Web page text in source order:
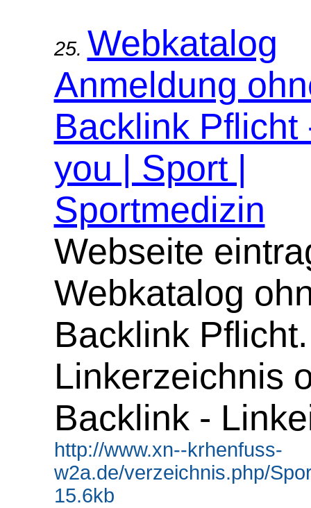
25. Webkatalog
Anmeldung
Backlink Pflicht
you | Sport |
Sportmedizin
Webseite
Webkatalog
Backlink Pflicht.
Linkerzeichnis
Backlink -
http://www.xn--krhenfuss-
w2a.de/verzeichnis.php/
15.6kb